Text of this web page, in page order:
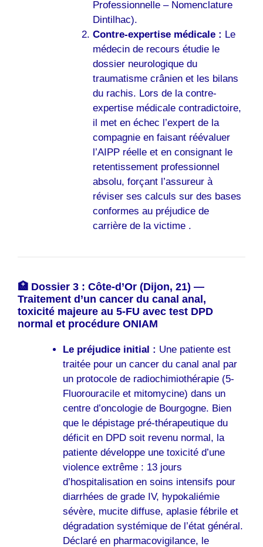
Professionnelle – Nomenclature
Dintilhac).
Contre-expertise médicale : Le
médecin de recours étudie le
dossier neurologique du
traumatisme crânien et les bilans
du rachis. Lors de la contre-
expertise médicale contradictoire,
il met en échec l’expert de la
compagnie en faisant réévaluer
l’AIPP réelle et en consignant le
retentissement professionnel
absolu, forçant l’assureur à
réviser ses calculs sur des bases
conformes au préjudice de
carrière de la victime .
🏥 Dossier 3 : Côte-d’Or (Dijon, 21) —
Traitement d’un cancer du canal anal,
toxicité majeure au 5-FU avec test DPD
normal et procédure ONIAM
Le préjudice initial : Une patiente est
traitée pour un cancer du canal anal par
un protocole de radiochimiothérapie (5-
Fluorouracile et mitomycine) dans un
centre d’oncologie de Bourgogne. Bien
que le dépistage pré-thérapeutique du
déficit en DPD soit revenu normal, la
patiente développe une toxicité d’une
violence extrême : 13 jours
d’hospitalisation en soins intensifs pour
diarrhées de grade IV, hypokaliémie
sévère, mucite diffuse, aplasie fébrile et
dégradation systémique de l’état général.
Déclaré en pharmacovigilance, le